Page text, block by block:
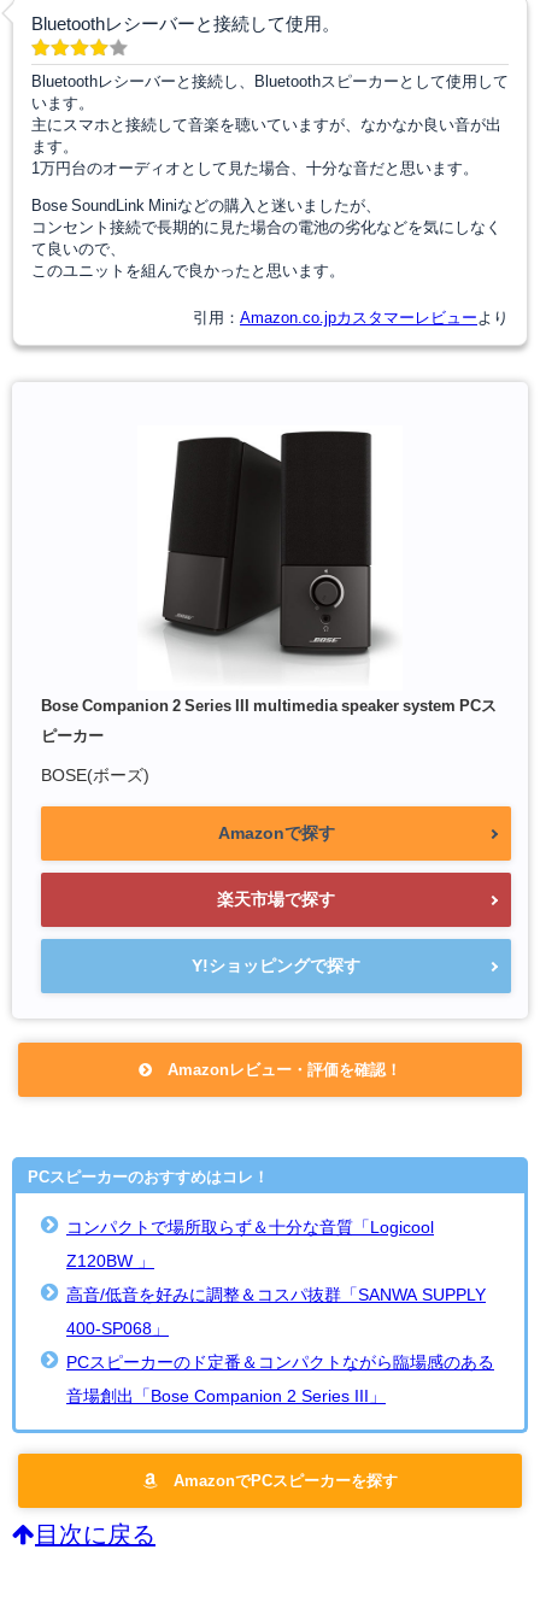
Bluetoothレシーバーと接続して使用。
Bluetoothレシーバーと接続し、Bluetoothスピーカーとして使用して
います。
主にスマホと接続して音楽を聴いていますが、なかなか良い音が出
ます。
1万円台のオーディオとして見た場合、十分な音だと思います。
Bose SoundLink Miniなどの購入と迷いましたが、
コンセント接続で長期的に見た場合の電池の劣化などを気にしなく
て良いので、
このユニットを組んで良かったと思います。
引用： Amazon.co.jpカスタマーレビュー より
Bose Companion 2 Series III multimedia speaker system PCス
ピーカー
BOSE(ボーズ)
Amazonで探す
楽天市場で探す
Y!ショッピングで探す
Amazonレビュー・評価を確認！
PCスピーカーのおすすめはコレ！
コンパクトで場所取らず＆十分な音質「Logicool
Z120BW 」
高音/低音を好みに調整＆コスパ抜群「SANWA SUPPLY
400-SP068」
PCスピーカーのド定番＆コンパクトながら臨場感のある
音場創出「Bose Companion 2 Series III」
AmazonでPCスピーカーを探す
目次に戻る